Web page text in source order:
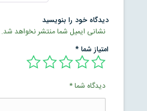
دیدگاه خود را بنویسید
نشانی ایمیل شما منتشر نخواهد شد.
امتیاز شما*
دیدگاه شما*